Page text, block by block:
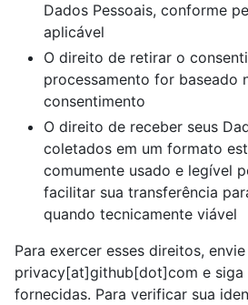
Dados Pessoais, conforme
aplicável
O direito de retirar o
processamento for baseado
consentimento
O direito de receber seus
coletados em um formato
comumente usado e legível
facilitar sua transferência
quando tecnicamente viável
Para exercer esses direitos,
privacy[at]github[dot]com e siga
fornecidas. Para verificar sua